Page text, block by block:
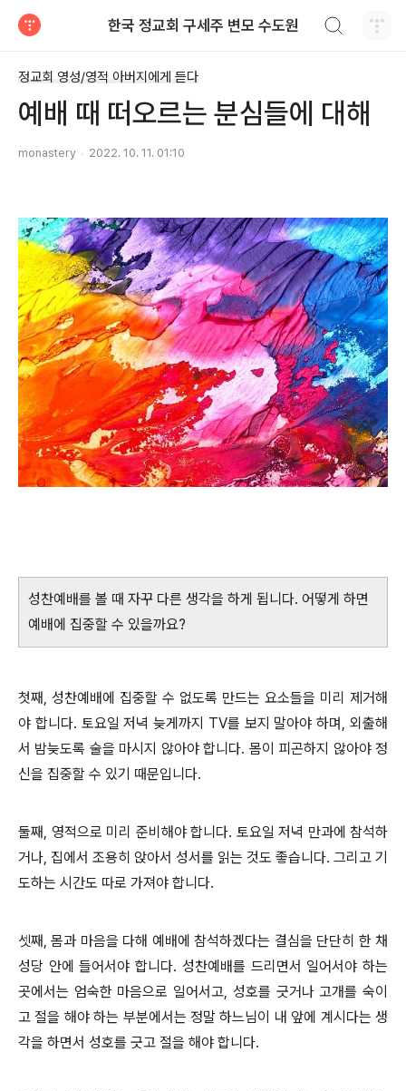
한국 정교회 구세주 변모 수도원
정교회 영성/영적 아버지에게 듣다
예배 때 떠오르는 분심들에 대해
monastery 2022. 10. 11. 01:10
성찬예배를 볼 때 자꾸 다른 생각을 하게 됩니다. 어떻게 하면
예배에 집중할 수 있을까요?
첫째, 성찬예배에 집중할 수 없도록 만드는 요소들을 미리 제거해
야 합니다. 토요일 저녁 늦게까지 TV를 보지 말아야 하며, 외출해
서 밤늦도록 술을 마시지 않아야 합니다. 몸이 피곤하지 않아야 정
신을 집중할 수 있기 때문입니다.
둘째, 영적으로 미리 준비해야 합니다. 토요일 저녁 만과에 참석하
거나, 집에서 조용히 앉아서 성서를 읽는 것도 좋습니다. 그리고 기
도하는 시간도 따로 가져야 합니다.
셋째, 몸과 마음을 다해 예배에 참석하겠다는 결심을 단단히 한 채
성당 안에 들어서야 합니다. 성찬예배를 드리면서 일어서야 하는
곳에서는 엄숙한 마음으로 일어서고, 성호를 긋거나 고개를 숙이
고 절을 해야 하는 부분에서는 정말 하느님이 내 앞에 계시다는 생
각을 하면서 성호를 긋고 절을 해야 합니다.